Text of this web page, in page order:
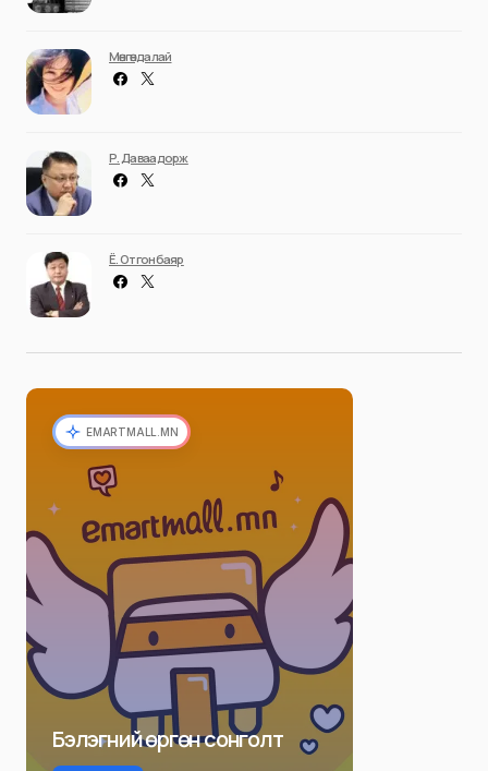
Мөнгөндалай
Р. Даваадорж
Ё. Отгонбаяр
EMARTMALL.MN
Бэлэгний өргөн сонголт